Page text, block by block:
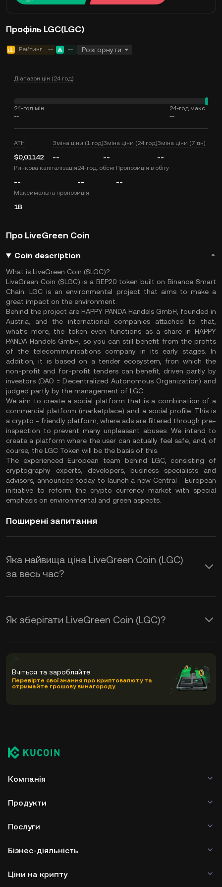
Профіль LGC(LGC)
Рейтинг -- -- Розгорнути
Діапазон цін (24 год)
24-год мін.
--
24-год макс.
--
ATH
$0,01142
Зміна ціни (1 год)
--
Зміна ціни (24 год)
--
Зміна ціни (7 дн)
--
Ринкова капіталізація
--
24-год. обсяг
--
Пропозиція в обігу
--
Максимальна пропозиція
1B
Про LiveGreen Coin
Coin description
What is LiveGreen Coin ($LGC)?
LiveGreen Coin ($LGC) is a BEP20 token built on Binance Smart
Chain. LGC is an environmental project that aims to make a
great impact on the environment.
Behind the project are HAPPY PANDA Handels GmbH, founded in
Austria, and the international companies attached to that,
what’s more, the token even functions as a share in HAPPY
PANDA Handels GmbH, so you can still benefit from the profits
of the telecommunications company in its early stages. In
addition, it is based on a tender ecosystem, fron which the
non-profit and for-profit tenders can benefit, driven partly by
investors (DAO = Decentralized Autonomous Organization) and
judged partly by the management of LGC.
We aim to create a social platform that is a combination of a
commercial platform (marketplace) and a social profile. This is
a crypto - friendly platform, where ads are filtered through pre-
inspection to prevent many unpleasant abuses. We intend to
create a platform where the user can actually feel safe, and, of
course, the LGC Token will be the basis of this.
The experienced European team behind LGC, consisting of
cryptography experts, developers, business specialists and
advisors, announced today to launch a new Central - European
initiative to reform the crypto currency market with special
emphasis on environmental and green aspects.
Поширені запитання
Яка найвища ціна LiveGreen Coin (LGC)
за весь час?
Як зберігати LiveGreen Coin (LGC)?
Вчіться та заробляйте
Перевірте свої знання про криптовалюту та
отримайте грошову винагороду.
Компанія
Продукти
Послуги
Бізнес-діяльність
Ціни на крипту